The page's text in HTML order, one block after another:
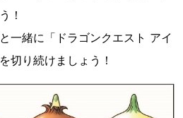
！
一緒に「ドラゴンクエスト アイ
切り続けましょう！